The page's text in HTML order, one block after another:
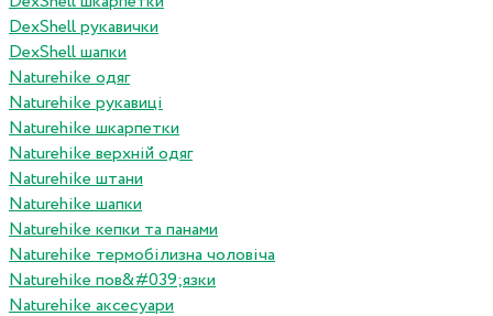
DexShell рукавички
DexShell шапки
Naturehike одяг
Naturehike рукавиці
Naturehike шкарпетки
Naturehike верхній одяг
Naturehike штани
Naturehike шапки
Naturehike кепки та панами
Naturehike термобілизна чоловіча
Naturehike пов&#039;язки
Naturehike аксесуари